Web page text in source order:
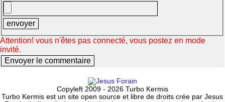
Attention! vous n'êtes pas connecté, vous postez en mode
invité.
Copyleft 2009 - 2026 Turbo Kermis
Turbo Kermis est un site open source et libre de droits crée par Jesus